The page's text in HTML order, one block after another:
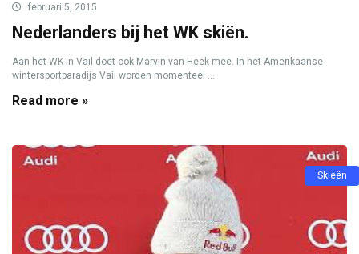
februari 5, 2015
Nederlanders bij het WK skiën.
Aan het WK in Vail doet ook Marvin van Heek mee. In het Amerikaanse
wintersportparadijs Vail worden momenteel ...
Read more »
Skieën